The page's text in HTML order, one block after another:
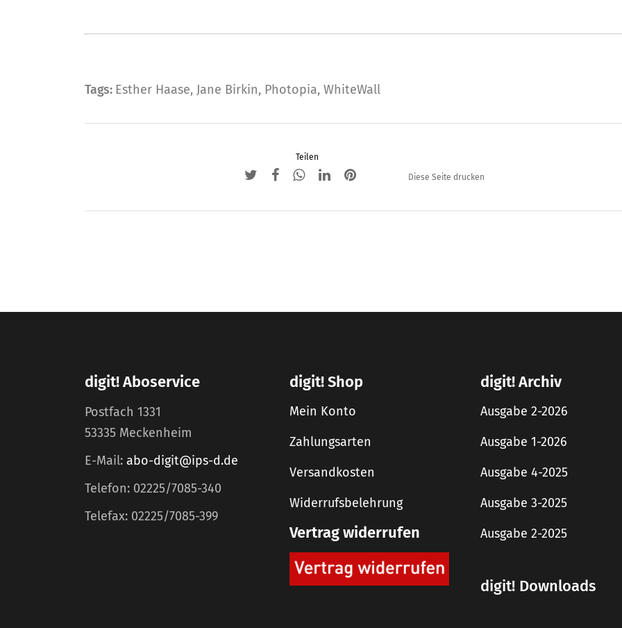
Tags: Esther Haase, Jane Birkin, Photopia, WhiteWall
Teilen
Diese Seite drucken
digit! Aboservice
Postfach 1331
53335 Meckenheim
E-Mail: abo-digit@ips-d.de
Telefon: 02225/7085-340
Telefax: 02225/7085-399
digit! Shop
Mein Konto
Zahlungsarten
Versandkosten
Widerrufsbelehrung
Vertrag widerrufen
digit! Archiv
Ausgabe 2-2026
Ausgabe 1-2026
Ausgabe 4-2025
Ausgabe 3-2025
Ausgabe 2-2025
digit! Downloads